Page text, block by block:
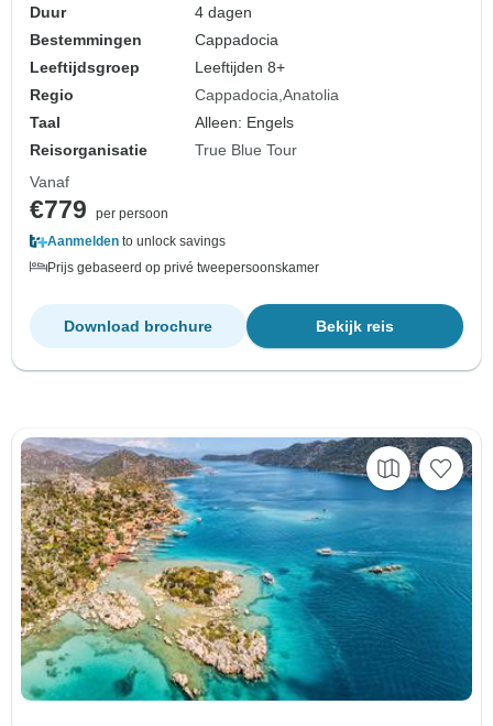
Duur
4 dagen
Bestemmingen
Cappadocia
Leeftijdsgroep
Leeftijden 8+
Regio
Cappadocia Anatolia
Taal
Alleen: Engels
Reisorganisatie
True Blue Tour
Vanaf
€779
per persoon
Aanmelden to unlock savings
Prijs gebaseerd op privé tweepersoonskamer
Bekijk reis
Download brochure